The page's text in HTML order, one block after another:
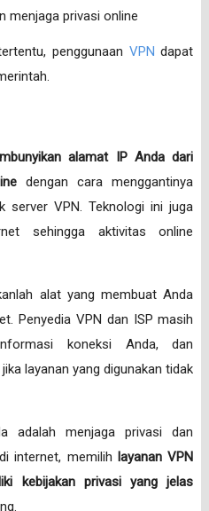
menjaga privasi online
penggunaan VPN dapat
alamat IP Anda dari
dengan cara menggantinya
server VPN. Teknologi ini juga
sehingga aktivitas online
alat yang membuat Anda
Penyedia VPN dan ISP masih
koneksi Anda, dan
layanan yang digunakan tidak
adalah menjaga privasi dan
internet, memilih layanan VPN
kebijakan privasi yang jelas